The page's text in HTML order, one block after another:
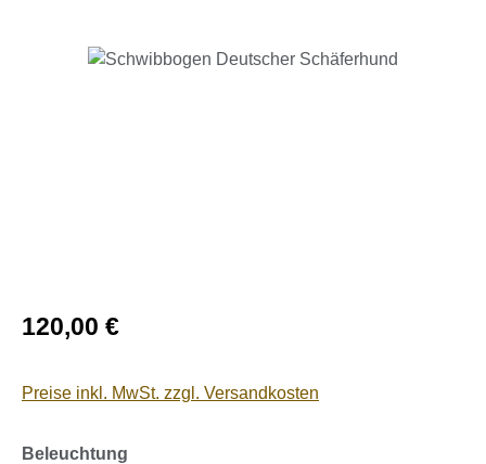
Bildergalerie überspringen
Regulärer Preis:
120,00 €
Preise inkl. MwSt. zzgl. Versandkosten
Beleuchtung